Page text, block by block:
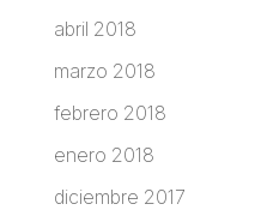
abril 2018
marzo 2018
febrero 2018
enero 2018
diciembre 2017